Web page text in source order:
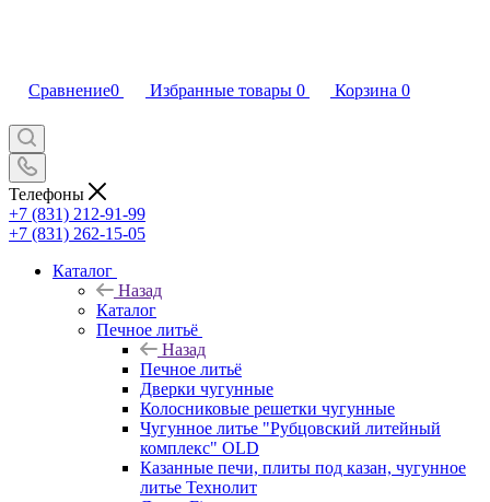
Сравнение0 Избранные товары 0 Корзина 0
Телефоны
+7 (831) 212-91-99
+7 (831) 262-15-05
Каталог
Назад
Каталог
Печное литьё
Назад
Печное литьё
Дверки чугунные
Колосниковые решетки чугунные
Чугунное литье "Рубцовский литейный
комплекс" OLD
Казанные печи, плиты под казан, чугунное
литье Технолит